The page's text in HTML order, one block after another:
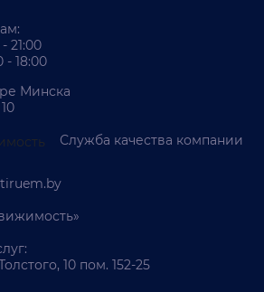
21:00
18:00
Минска
Служба качества компании
10 пом. 152-25